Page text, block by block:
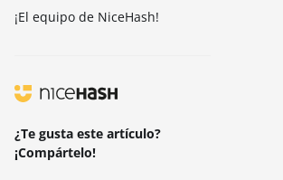
¡El equipo de NiceHash!
¿Te gusta este artículo?
¡Compártelo!